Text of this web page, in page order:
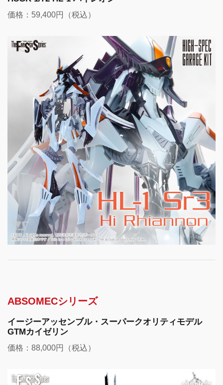
価格：59,400円（税込）
ABSOMECシリーズ
イージーアッセンブル・スーパークオリティモデル
GTMカイゼリン
価格：88,000円（税込）